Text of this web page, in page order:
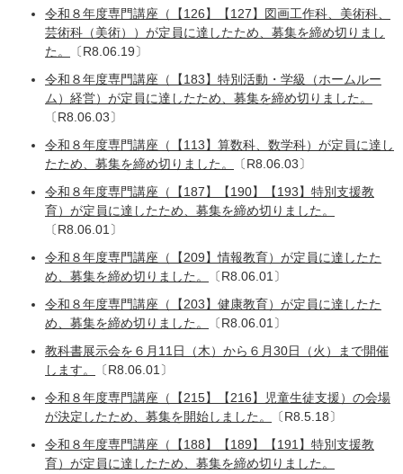
令和８年度専門講座（【126】【127】図画工作科、美術科、
芸術科（美術））が定員に達したため、募集を締め切りまし
た。
〔R8.06.19〕
令和８年度専門講座（【183】特別活動・学級（ホームルー
ム）経営）が定員に達したため、募集を締め切りました。
〔R8.06.03〕
令和８年度専門講座（【113】算数科、数学科）が定員に達し
たため、募集を締め切りました。
〔R8.06.03〕
令和８年度専門講座（【187】【190】【193】特別支援教
育）が定員に達したため、募集を締め切りました。
〔R8.06.01〕​
令和８年度専門講座（【209】情報教育）が定員に達したた
め、募集を締め切りました。
〔R8.06.01〕
令和８年度専門講座（【203】健康教育）が定員に達したた
め、募集を締め切りました。
〔R8.06.01〕
教科書展示会を６月11日（木）から６月30日（火）まで開催
します。
〔R8.06.01〕
令和８年度専門講座（【215】【216】児童生徒支援）の会場
が決定したため、募集を開始しました。
〔R8.5.18〕
令和８年度専門講座（【188】【189】【191】特別支援教
育）が定員に達したため、募集を締め切りました。